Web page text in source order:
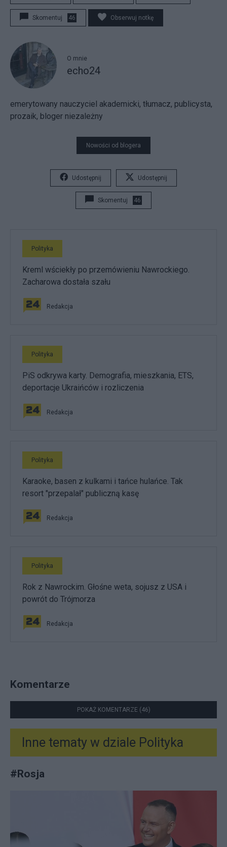
Skomentuj 46 Obserwuj notkę
O mnie
echo24
emerytowany nauczyciel akademicki, tłumacz, publicysta,
prozaik, bloger niezależny
Nowości od blogera
Udostępnij Udostępnij
Skomentuj 46
Polityka
Kreml wściekły po przemówieniu Nawrockiego.
Zacharowa dostała szału
Redakcja
Polityka
PiS odkrywa karty. Demografia, mieszkania, ETS,
deportacje Ukraińców i rozliczenia
Redakcja
Polityka
Karaoke, basen z kulkami i tańce hulańce. Tak
resort "przepalał" publiczną kasę
Redakcja
Polityka
Rok z Nawrockim. Głośne weta, sojusz z USA i
powrót do Trójmorza
Redakcja
Komentarze
POKAŻ KOMENTARZE (46)
Inne tematy w dziale Polityka
#Rosja